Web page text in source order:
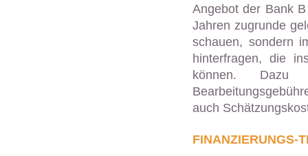
Angebot der Bank
Jahren zugrunde
schauen, sondern
hinterfragen, die
können. Dazu
auch
FINANZIERUNGS-